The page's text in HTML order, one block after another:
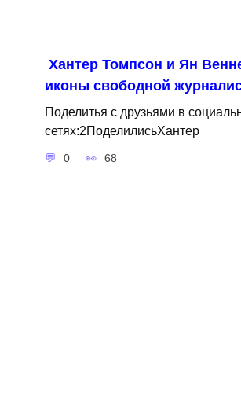
Хантер Томпсон и Ян
иконы свободной
Поделитья с друзьями в
сетях:2ПоделилисьХантер
0 68